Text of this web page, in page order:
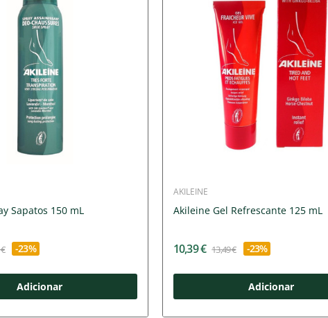
Sapatos 150 mL
-23%
Adicionar
AKILEINE
Akileine Gel Refrescante 125 mL
10,39 € 13,49 € -23%
Adicionar